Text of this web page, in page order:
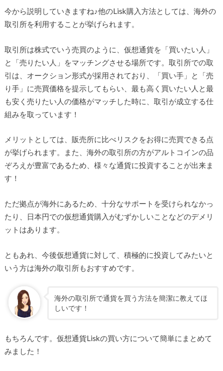
今から説明していきますね♪他のLisk購入方法としては、海外の
取引所を利用することが挙げられます。
取引所は株式でいう売買のように、仮想通貨を「買いたい人」
と「売りたい人」をマッチングさせる場所です。取引所での取
引は、オークション形式が採用されており、「買い手」と「売
り手」に売買価格を提示してもらい、最も高く買いたい人と最
も安く売りたい人の価格がマッチした時に、取引が成立する仕
組みを取っています！
メリットとしては、販売所に比べリスクをお得に売買できる点
が挙げられます。また、海外の取引所の方がアルトコインの品
ぞろえが豊富であるため、様々な通貨に投資することが出来ま
す！
ただ拠点が海外にあるため、十分なサポートを受けられなかっ
たり、日本円での仮想通貨購入がむずかしいことなどのデメリ
ットはあります。
ともあれ、今後仮想通貨に対して、積極的に投資してみたいと
いう方は海外の取引所もおすすめです。
海外の取引所で通貨を買う方法を簡潔に教えてほ
しいです！
もちろんです。仮想通貨Liskの買い方について簡単にまとめて
みました！